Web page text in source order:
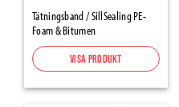
Packtejp
Varningstejp halkskydd
Inomhusprodukter
Tätningsband / SillSealing PE-
Foam & Bitumen
Visa produkt